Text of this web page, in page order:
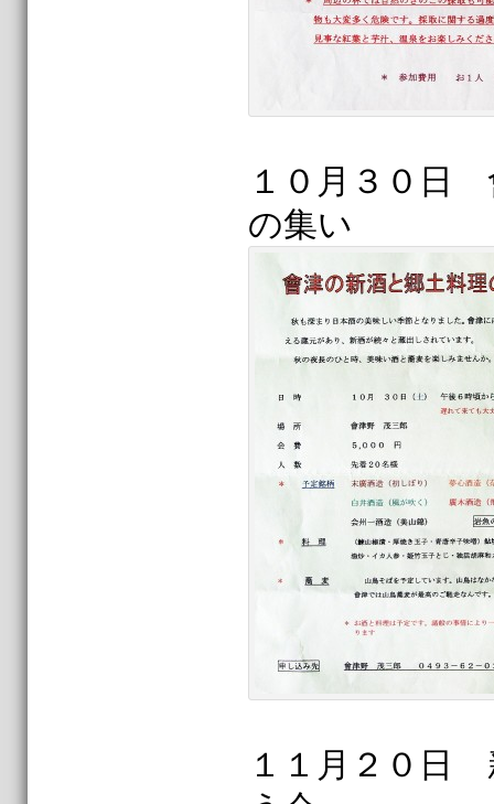
１０月３０日
の集い
１１月２０日